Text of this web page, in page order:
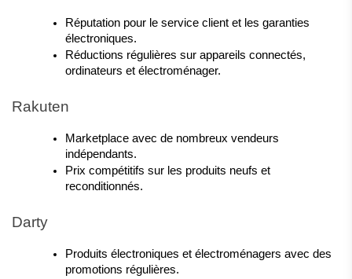
Réputation pour le service client et les garanties
électroniques.
Réductions régulières sur appareils connectés,
ordinateurs et électroménager.
Rakuten
Marketplace avec de nombreux vendeurs
indépendants.
Prix compétitifs sur les produits neufs et
reconditionnés.
Darty
Produits électroniques et électroménagers avec des
promotions régulières.